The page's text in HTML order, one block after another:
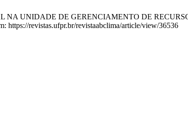
UNIDADE DE GERENCIAMENTO DE
https://revistas.ufpr.br/revistaabclima/article/view/36536